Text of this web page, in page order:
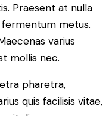
Praesent at nulla
metus.
varius
mollis nec.
pharetra,
quis facilisis vitae,